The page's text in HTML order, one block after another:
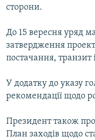
Усі сайти RFE/RL
сторони.
До 15 вересня уряд
затвердження
постачання, транзит
У додатку до указу
рекомендації щодо
Президент також
План заходів щодо